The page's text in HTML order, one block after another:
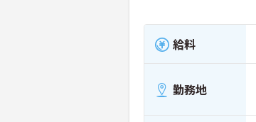
給料
勤務地